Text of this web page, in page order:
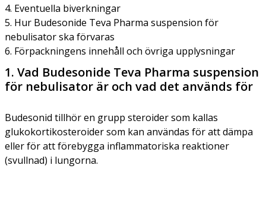
4. Eventuella biverkningar
5. Hur Budesonide Teva Pharma suspension för
nebulisator ska förvaras
6. Förpackningens innehåll och övriga upplysningar
1. Vad Budesonide Teva Pharma suspension
för nebulisator är och vad det används för
Budesonid tillhör en grupp steroider som kallas
glukokortikosteroider som kan användas för att dämpa
eller för att förebygga inflammatoriska reaktioner
(svullnad) i lungorna.